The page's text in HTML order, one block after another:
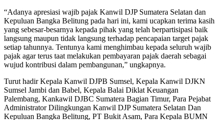
“Adanya apresiasi wajib pajak Kanwil DJP Sumatera Selatan dan
Kepuluan Bangka Belitung pada hari ini, kami ucapkan terima kasih
yang sebesar-besarnya kepada pihak yang telah berpartisipasi baik
langsung maupun tidak langsung terhadap pencapaian target pajak
setiap tahunnya. Tentunya kami menghimbau kepada seluruh wajib
pajak agar terus taat melakukan pembayaran pajak daerah sebagai
wujud kontribusi dalam pembangunan,” ungkapnya.
Turut hadir Kepala Kanwil DJPB Sumsel, Kepala Kanwil DJKN
Sumsel Jambi dan Babel, Kepala Balai Diklat Keuangan
Palembang, Kankawil DJBC Sumatera Bagian Timur, Para Pejabat
Administrator Dilingkungan Kanwil DJP Sumatera Selatan Dan
Kepuluan Bangka Belitung, PT Bukit Asam, Para Kepala BUMN